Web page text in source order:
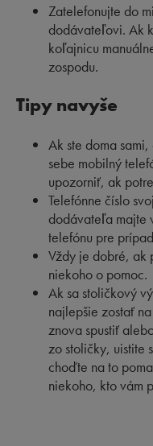
Zatelefonujte do
dodávateľovi. Ak
koľajnicu
zospodu.
Tipy navyše
Ak ste doma
sebe mobilný
upozorniť, ak
Telefónne číslo
dodávateľa majte
telefónu pre
Vždy je dobré, ak
niekoho o pomoc.
Ak sa stoličkový
najlepšie zostať
znova spustiť
zo stoličky, uistite
choďte na to
niekoho, kto vám